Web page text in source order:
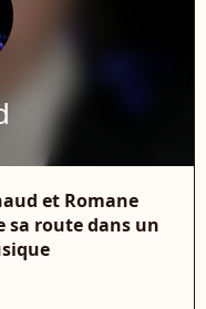
et Romane
sa route dans un